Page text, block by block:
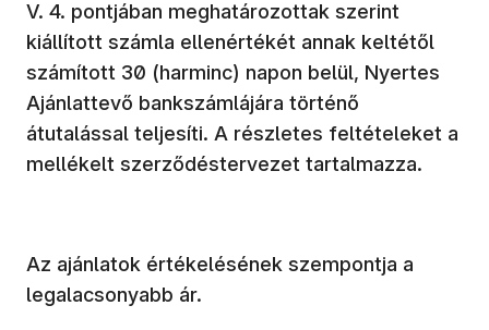
V. 4. pontjában meghatározottak szerint
kiállított számla ellenértékét annak keltétől
számított 30 (harminc) napon belül, Nyertes
Ajánlattevő bankszámlájára történő
átutalással teljesíti. A részletes feltételeket a
mellékelt szerződéstervezet tartalmazza.
Az ajánlatok értékelésének szempontja a
legalacsonyabb ár.